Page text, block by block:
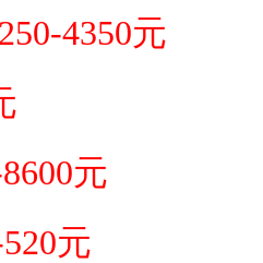
4350元
元
元